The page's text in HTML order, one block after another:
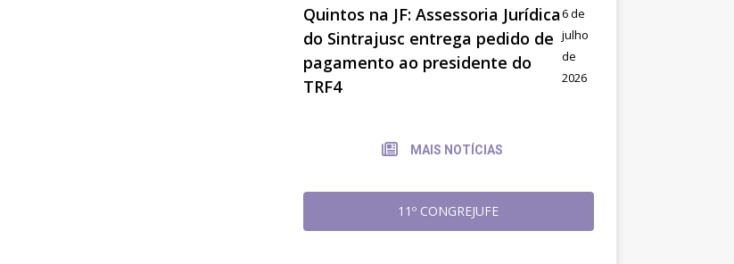
Quintos na JF: Assessoria Jurídica
do Sintrajusc entrega pedido de
pagamento ao presidente do
TRF4
6 de
julho
de
2026
MAIS NOTÍCIAS
11º CONGREJUFE